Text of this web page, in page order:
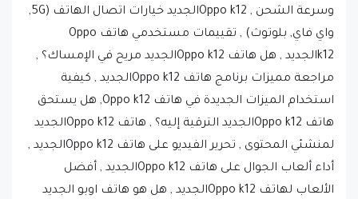
وسرعة الشحن , Oppo k12الجديد خيارات اتصال الهاتف (5G,
واي فاي, بلوتوث) , تقييمات مستخدمي هاتف Oppo
k12الجديد , هل هاتف Oppo k12الجديد مريح في الإمساك؟ ,
مراجعة مميزات برنامج هاتف Oppo k12الجديد , كيفية
استخدام الميزات الجديدة في هاتف Oppo k12, هل يستحق
هاتف Oppo k12الجديد الترقية إليه؟ , هاتف Oppo k12الجديد
لمنشئي المحتوى , تحرير الفيديو على هاتف Oppo k12الجديد ,
أداء ألعاب الجوال على هاتف Oppo k12الجديد , أفضل
الألعاب لهاتف Oppo k12الجديد , هل هو هاتف اوبو الجديد